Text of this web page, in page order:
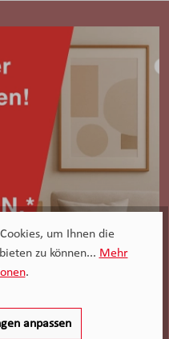
um Ihnen die
zu können... Mehr
.
anpassen